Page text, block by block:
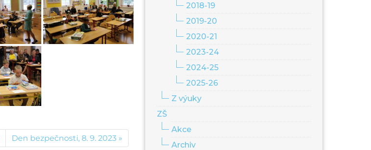
Den bezpečnosti, 8. 9. 2023
2018-19
2019-20
2020-21
2023-24
2024-25
2025-26
Z výuky
ZŠ
Akce
Archiv